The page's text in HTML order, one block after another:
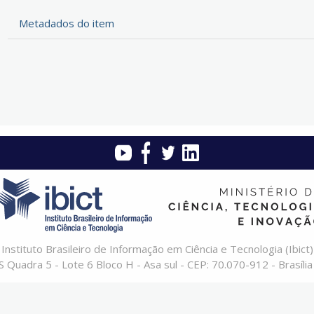
Metadados do item
Instituto Brasileiro de Informação em Ciência e Tecnologia (Ibict)
Quadra 5 - Lote 6 Bloco H - Asa sul - CEP: 70.070-912 -